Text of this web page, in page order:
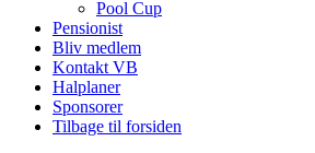
Pool Cup
Pensionist
Bliv medlem
Kontakt VB
Halplaner
Sponsorer
Tilbage til forsiden